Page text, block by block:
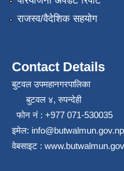
राजस्व/वैदेशिक सहयोग
Contact Details
बुटवल उपमहानगरपालिका
बुटवल ४, रुपन्देही
फोन नं : +977 071-530035
इमेल: info@butwalmun.gov.np
वेबसाइट :